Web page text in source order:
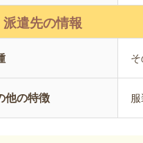
派遣先の情報
他の特徴